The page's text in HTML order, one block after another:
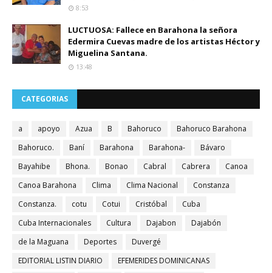
8:53
LUCTUOSA: Fallece en Barahona la señora
Edermira Cuevas madre de los artistas Héctor y
Miguelina Santana.
13:48
CATEGORIAS
a apoyo Azua B Bahoruco
Bahoruco Barahona
Bahoruco.
Baní Barahona Barahona-
Bávaro
Bayahibe
Bhona. Bonao Cabral Cabrera
Canoa
Canoa Barahona
Clima Clima Nacional
Constanza
Constanza.
cotu Cotui Cristóbal
Cuba
Cuba Internacionales
Cultura Dajabon
Dajabón
de la Maguana
Deportes
Duvergé
EDITORIAL LISTIN DIARIO
EFEMERIDES DOMINICANAS